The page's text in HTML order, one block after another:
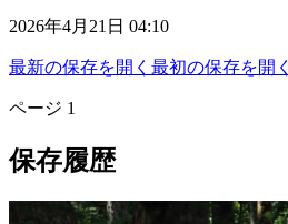
2026年4月21日 04:10
最新の保存を開く 最初の保存を開く
ページ 1
保存履歴